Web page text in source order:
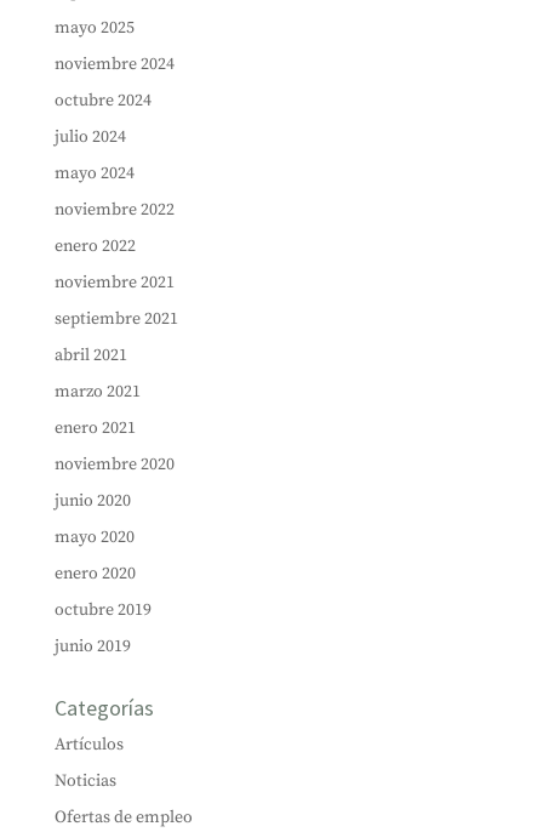
mayo 2025
noviembre 2024
octubre 2024
julio 2024
mayo 2024
noviembre 2022
enero 2022
noviembre 2021
septiembre 2021
abril 2021
marzo 2021
enero 2021
noviembre 2020
junio 2020
mayo 2020
enero 2020
octubre 2019
junio 2019
Categorías
Artículos
Noticias
Ofertas de empleo